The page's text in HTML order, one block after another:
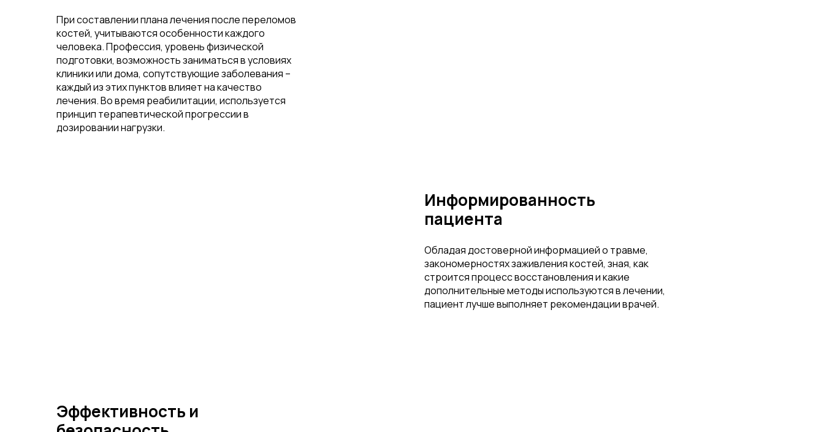
При составлении плана лечения после переломов
костей, учитываются особенности каждого
человека. Профессия, уровень физической
подготовки, возможность заниматься в условиях
клиники или дома, сопутствующие заболевания –
каждый из этих пунктов влияет на качество
лечения. Во время реабилитации, используется
принцип терапевтической прогрессии в
дозировании нагрузки.
Информированность
пациента
Обладая достоверной информацией о травме,
закономерностях заживления костей, зная, как
строится процесс восстановления и какие
дополнительные методы используются в лечении,
пациент лучше выполняет рекомендации врачей.
Эффективность и